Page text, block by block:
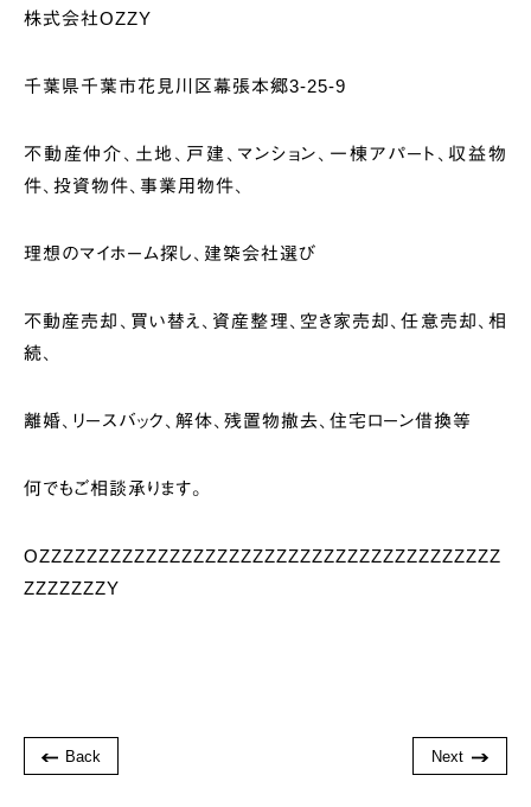
株式会社OZZY
千葉県千葉市花見川区幕張本郷3-25-9
不動産仲介、土地、戸建、マンション、一棟アパート、収益物
件、投資物件、事業用物件、
理想のマイホーム探し、建築会社選び
不動産売却、買い替え、資産整理、空き家売却、任意売却、相
続、
離婚、リースバック、解体、残置物撤去、住宅ローン借換等
何でもご相談承ります。
OZZZZZZZZZZZZZZZZZZZZZZZZZZZZZZZZZZZZZZZ
ZZZZZZZY
Back Next